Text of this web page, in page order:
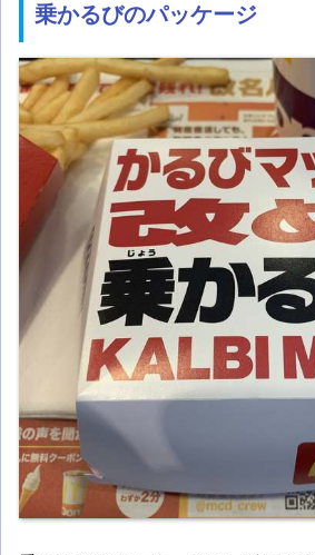
乗かるびのパッケージ